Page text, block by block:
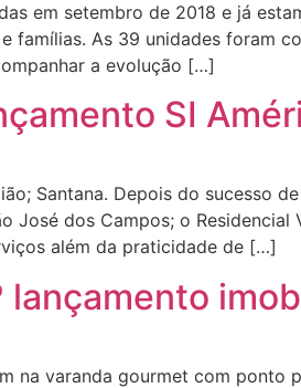
em setembro de 2018 e já
famílias. As 39 unidades foram
a evolução […]
SI
Santana. Depois do sucesso
José dos Campos; o
além da praticidade de […]
lançamento
na varanda gourmet com